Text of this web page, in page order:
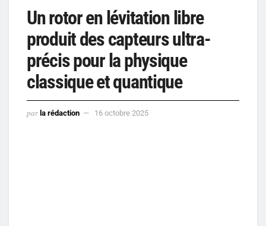
Un rotor en lévitation libre
produit des capteurs ultra-
précis pour la physique
classique et quantique
par la rédaction 16 octobre 2025